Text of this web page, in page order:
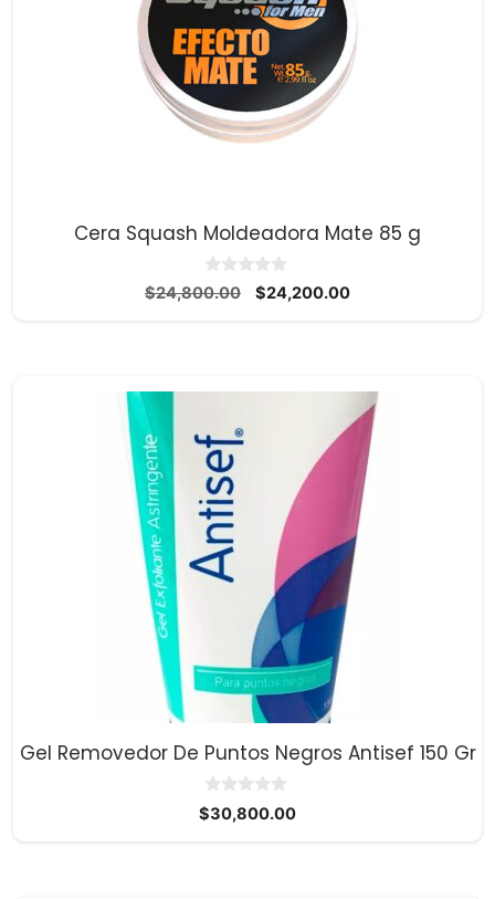
Cera Squash Moldeadora Mate 85 g
0
d
$24,800.00
El
$24,200.00El
Gel Removedor De Puntos Negros Antisef 150 Gr
0
d
$30,800.00